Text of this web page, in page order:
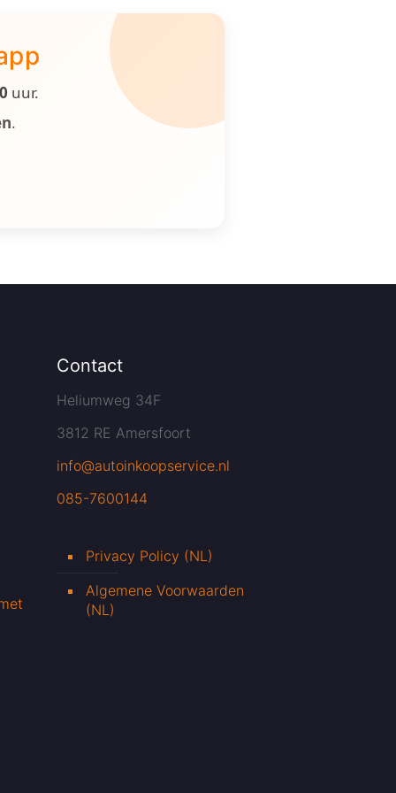
uur.
.
Contact
Heliumweg 34F
3812 RE Amersfoort
info@autoinkoopservice.nl
085-7600144
Privacy Policy (NL)
Algemene Voorwaarden
(NL)